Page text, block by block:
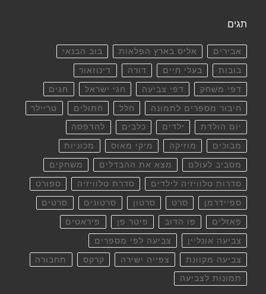
תגים
אבירים אליס בארץ הפלאות בוב הבנאי
בובות בעלי חיים דורה דינוזאור
דפי משחק דפי צביעה חגי ישראל חגים
חיבור מספרים לתמונה חלל חתולים טריילר
יום הולדת ילדים כלבים להדפסה
מבוכים מוזיקה מיקי מאוס מכוניות
מסביב לעולם מצא את ההבדלים משחקים
סדרות טלוויזיה לילדים סדרת טלוויזיה ספורט
ספיידרמן סרט סרטון סרטונים סרטים
פאזלים פו הדוב פיטר פן פיראטים
צביעה אונליין צביעה לפי מספרים
צביעה מקוונת צפייה ישירה קרקס תחבורה
תמונות לצביעה